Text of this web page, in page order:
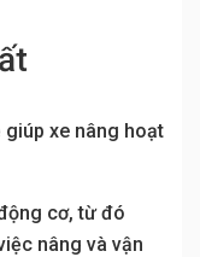
xe nâng hoạt
cơ, từ đó
nâng và vận